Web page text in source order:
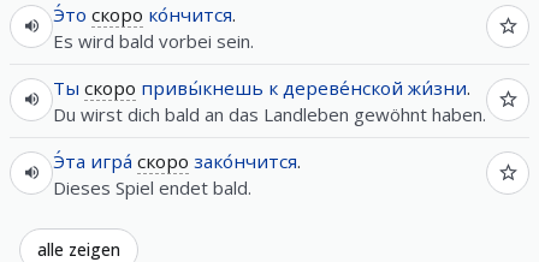
Э́то скоро ко́нчится.
Es wird bald vorbei sein.
Ты скоро привы́кнешь к дереве́нской жи́зни.
Du wirst dich bald an das Landleben gewöhnt haben.
Э́та игра́ скоро зако́нчится.
Dieses Spiel endet bald.
alle zeigen